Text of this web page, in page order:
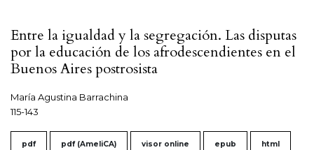
Entre la igualdad y la segregación. Las disputas
por la educación de los afrodescendientes en el
Buenos Aires postrosista
María Agustina Barrachina
115-143
pdf pdf (AmeliCA) visor online epub html